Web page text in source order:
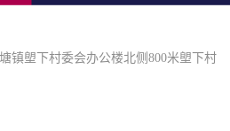
镇塱下村委会办公楼北侧800米塱下村